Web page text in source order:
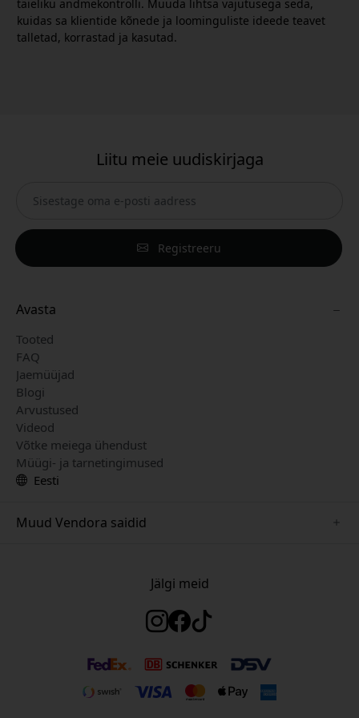
täieliku andmekontrolli. Muuda lihtsa vajutusega seda,
kuidas sa klientide kõnede ja loominguliste ideede teavet
talletad, korrastad ja kasutad.
Liitu meie uudiskirjaga
Registreeru
Avasta
Tooted
FAQ
Jaemüüjad
Blogi
Arvustused
Videod
Võtke meiega ühendust
Müügi- ja tarnetingimused
Eesti
Muud Vendora saidid
www.nordicsmartlight.se
Jälgi meid